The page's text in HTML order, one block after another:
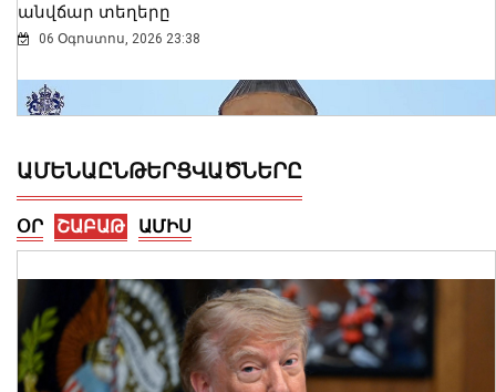
անվճար տեղերը
06 Օգոստոս, 2026 23:38
ԱՄԵՆԱԸՆԹԵՐՑՎԱԾՆԵՐԸ
ՕՐ ՇԱԲԱԹ ԱՄԻՍ